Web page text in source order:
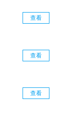
查看
查看
查看